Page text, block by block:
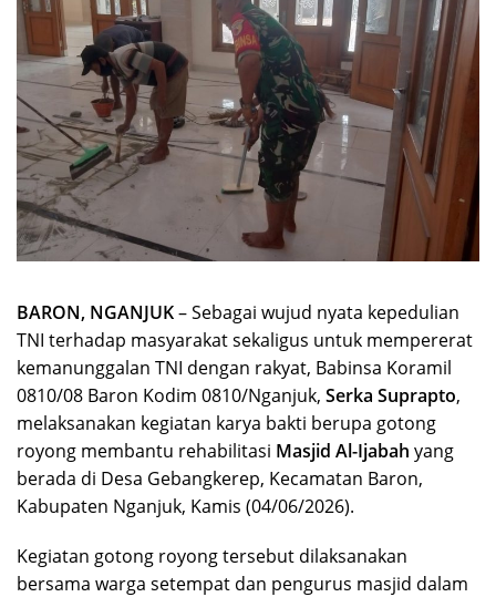
BARON, NGANJUK– Sebagai wujud nyata kepedulian
TNI terhadap masyarakat sekaligus untuk mempererat
kemanunggalan TNI dengan rakyat, Babinsa Koramil
0810/08 Baron Kodim 0810/Nganjuk, Serka Suprapto,
melaksanakan kegiatan karya bakti berupa gotong
royong membantu rehabilitasi Masjid Al-Ijabah yang
berada di Desa Gebangkerep, Kecamatan Baron,
Kabupaten Nganjuk, Kamis (04/06/2026).
Kegiatan gotong royong tersebut dilaksanakan
bersama warga setempat dan pengurus masjid dalam